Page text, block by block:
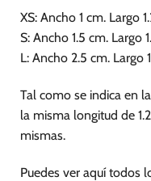
XS: Ancho 1 cm. Largo
S: Ancho 1.5 cm. Largo
L: Ancho 2.5 cm. Largo
Tal como se indica en
la misma longitud de
mismas.
Puedes ver aquí todos